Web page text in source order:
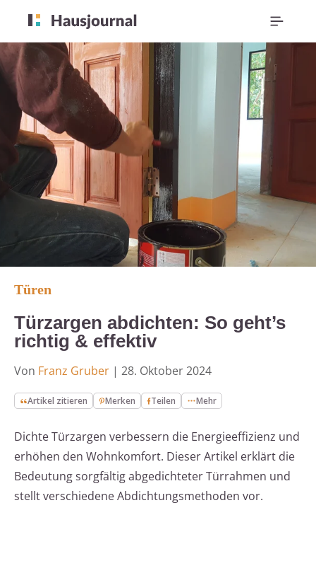
Türen
Türzargen abdichten: So geht’s
richtig & effektiv
Von Franz Gruber | 28. Oktober 2024
Artikel zitieren Merken Teilen Mehr
Dichte Türzargen verbessern die Energieeffizienz und
erhöhen den Wohnkomfort. Dieser Artikel erklärt die
Bedeutung sorgfältig abgedichteter Türrahmen und
stellt verschiedene Abdichtungsmethoden vor.